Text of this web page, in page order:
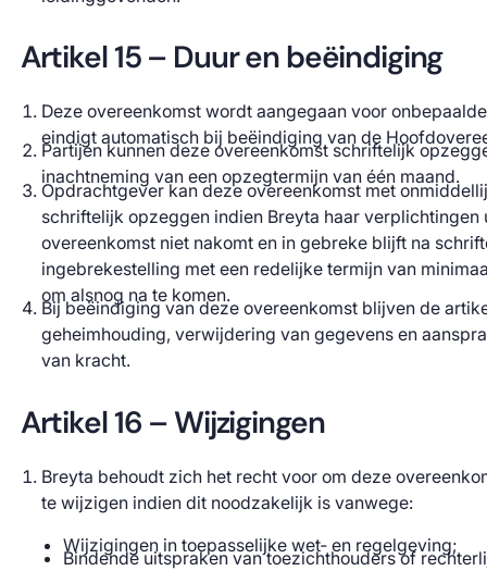
Artikel 15 – Duur en beëindiging
Deze overeenkomst wordt aangegaan voor
eindigt automatisch bij beëindiging van de
Partijen kunnen deze overeenkomst schriftelijk
inachtneming van een opzegtermijn van één maand.
Opdrachtgever kan deze overeenkomst met
schriftelijk opzeggen indien Breyta haar verplichtingen
overeenkomst niet nakomt en in gebreke blijft na
ingebrekestelling met een redelijke termijn van
om alsnog na te komen.
Bij beëindiging van deze overeenkomst blijven de
geheimhouding, verwijdering van gegevens en
van kracht.
Artikel 16 – Wijzigingen
Breyta behoudt zich het recht voor om deze
te wijzigen indien dit noodzakelijk is vanwege:
Wijzigingen in toepasselijke wet‑ en regelgeving;
Bindende uitspraken van toezichthouders of